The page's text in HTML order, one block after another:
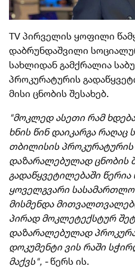
TV პირველის ყოფილი
დაბრუნდაშვილი
სახლიდან გამქრალია
პროკურატურის
მისი ცნობის შესახებ.
"მოკლედ ასეთი რამ
ხნის წინ დაიკარგა რაღაც
თბილისის პროკურატურის
დაზარალებულად ცნობის
გადაწყვეტილებაში
ყოველგვარი
მისმენდა
პირად მოკლეტექსტურ
დაზარალებულად
დოკუმენტი ვის რაში
მაქვს", -წერს ის.